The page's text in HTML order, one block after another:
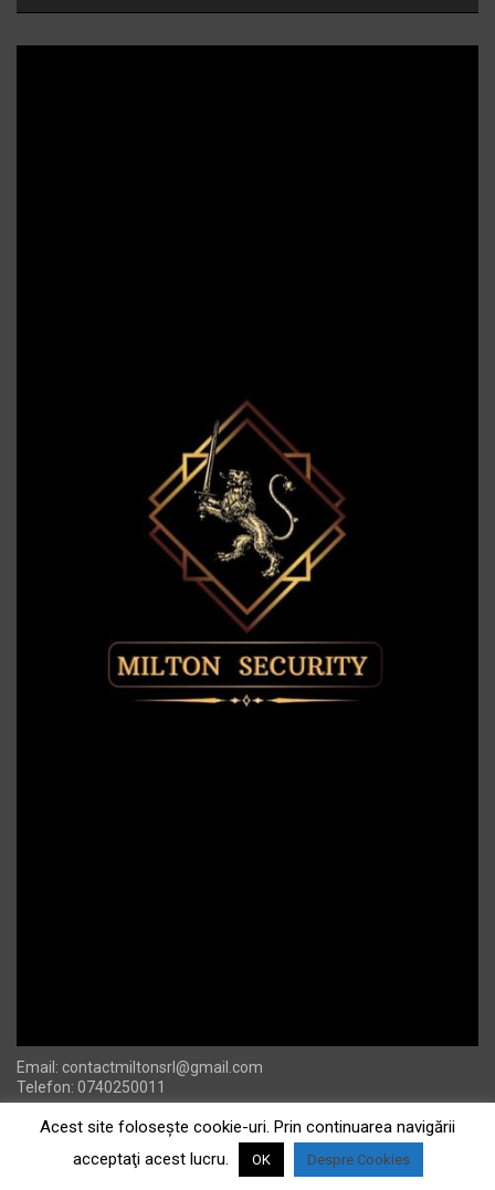
Email: contactmiltonsrl@gmail.com
Telefon: 0740250011
Acest site foloseşte cookie-uri. Prin continuarea navigării
acceptaţi acest lucru.
OK Despre Cookies